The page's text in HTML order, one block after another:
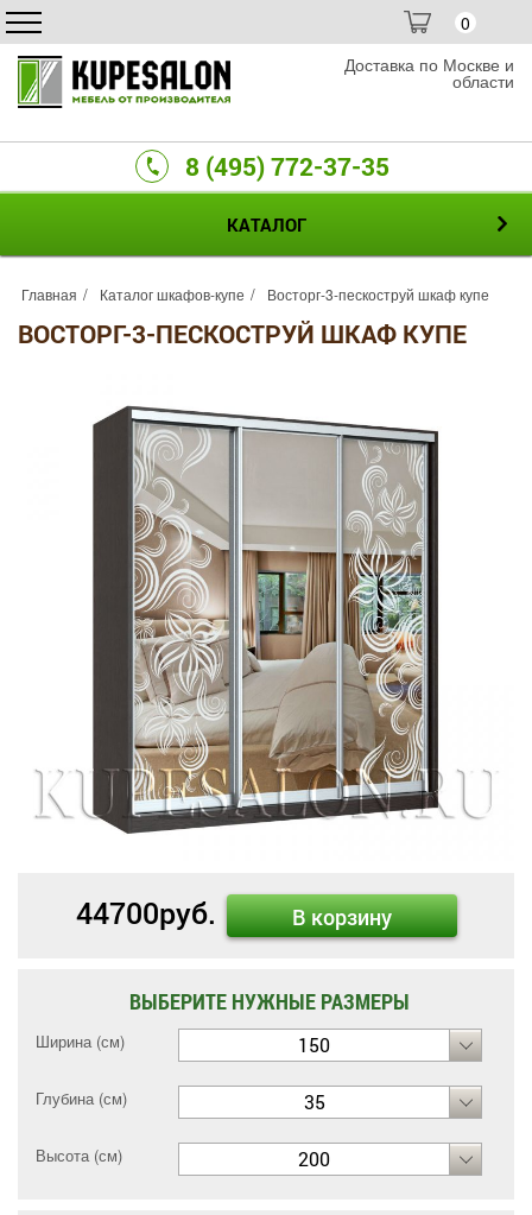
0
Доставка по Москве и
области
8 (495) 772-37-35
КАТАЛОГ
Главная Каталог шкафов-купе Восторг-3-пескоструй шкаф купе
ВОСТОРГ-3-ПЕСКОСТРУЙ ШКАФ КУПЕ
44700руб. В корзину
ВЫБЕРИТЕ НУЖНЫЕ РАЗМЕРЫ
Ширина (см) 150
Глубина (см) 35
Высота (см) 200